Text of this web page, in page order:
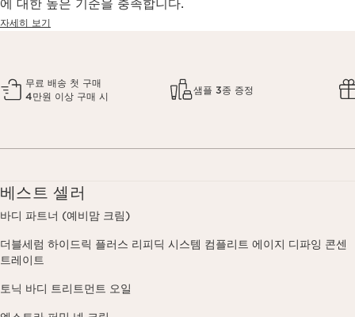
에 대한 높은 기준을 충족합니다.
자세히 보기
무료 배송 첫 구매
4만원 이상 구매 시
샘플 3종 증정
베스트 셀러
바디 파트너 (예비맘 크림)
더블세럼 하이드릭 플러스 리피딕 시스템 컴플리트 에이지 디파잉 콘센
트레이트
토닉 바디 트리트먼트 오일